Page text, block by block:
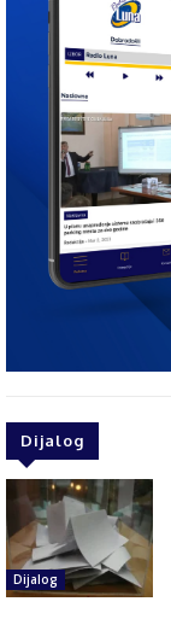
Dijalog
Dijalog